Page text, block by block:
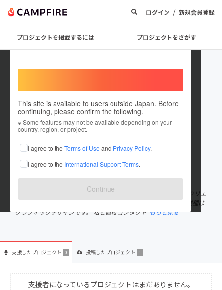
ログイン / 新規会員登録
プロジェクトを掲載するには プロジェクトをさがす
This site is available to users outside Japan. Before
continuing, please confirm the following.
※ Some features may not be available depending on your
country, region, or project.
I agree to the Terms of Use and Privacy Policy.
I agree to the International Support Terms.
Continue
itokoki
これまでに1件のプロジェクトを投稿しています
在住国：日本 現在地：長野県
出身国：日本 出身地：長野県
立ち止まっている人に一歩前に踏み出すきっかけを提供したい。 クリエ
イティビティ全開で世の負を変えていきたいと思っています。 現業種は
グラフィックデザインです。 私と直接コンタクト もっと見る
支援したプロジェクト 0 投稿したプロジェクト 1
支援者になっているプロジェクトはまだありません。